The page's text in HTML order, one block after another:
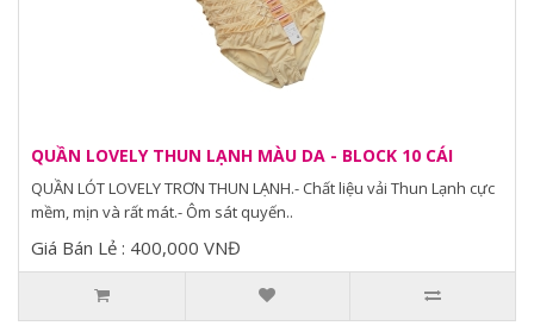
QUẦN LOVELY THUN LẠNH MÀU DA - BLOCK 10 CÁI
QUẦN LÓT LOVELY TRƠN THUN LẠNH.- Chất liệu vải Thun Lạnh cực
mềm, mịn và rất mát.- Ôm sát quyến..
Giá Bán Lẻ : 400,000 VNĐ